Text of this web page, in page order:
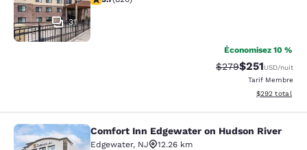
31
Économisez 10 %
Tarif barré :
$279Tarif réduit :
$251USD/nuit
Tarif Membre
Afficher les
$292 total
Comfort Inn Edgewater on Hudson
Comfort Inn Edgewater on Hudson River
Edgewater, NJ
12.26 km